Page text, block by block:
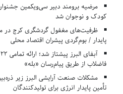
مرضیه برومند دبیر سی‌ویکمین
کودک و نوجوان شد
ظرفیت‌های مغفول گردشگری کرج در
پایدار / بوم‌گردی پیشران اقتصاد محلی
فاضلاب از طریق پیام‌رسان «بله»
مشکلات صنعت آرایشی البرز زیر
تأمین پایدار انرژی برای تولیدکنندگان